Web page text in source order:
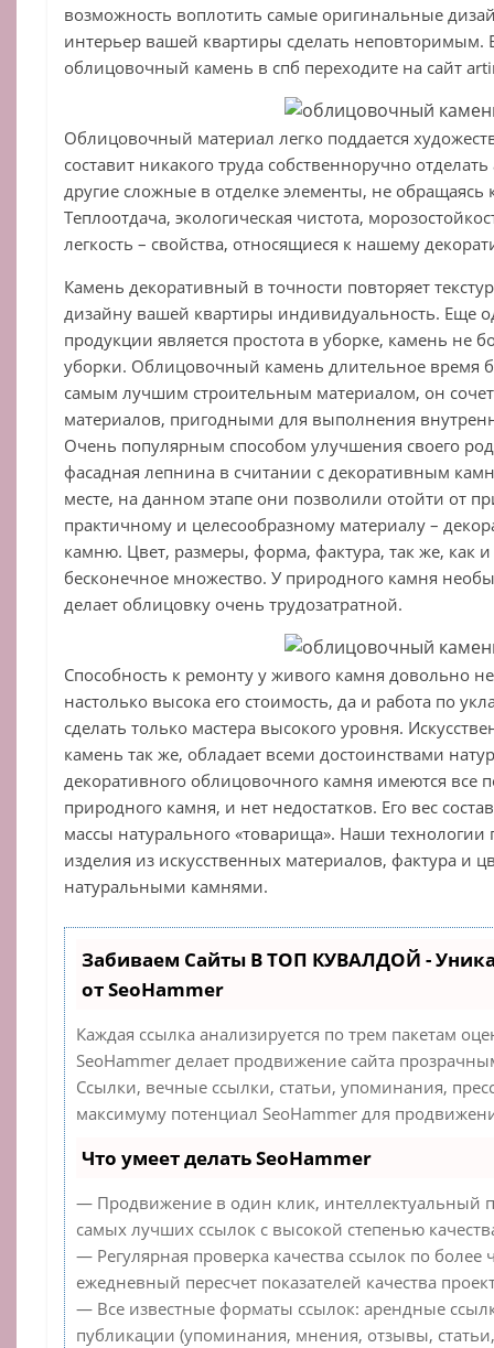
возможность воплотить самые оригинальные
интерьер вашей квартиры сделать неповторимым.
облицовочный камень в спб переходите на сайт
Облицовочный материал легко поддается
составит никакого труда собственноручно
другие сложные в отделке элементы, не
Теплоотдача, экологическая чистота,
легкость – свойства, относящиеся к нашему
Камень декоративный в точности повторяет
дизайну вашей квартиры индивидуальность. Еще
продукции является простота в уборке, камень не
уборки. Облицовочный камень длительное время
самым лучшим строительным материалом, он
материалов, пригодными для выполнения
Очень популярным способом улучшения своего
фасадная лепнина в считании с декоративным
месте, на данном этапе они позволили отойти от
практичному и целесообразному материалу –
камню. Цвет, размеры, форма, фактура, так же, как
бесконечное множество. У природного камня
делает облицовку очень трудозатратной.
Способность к ремонту у живого камня довольно
настолько высока его стоимость, да и работа по
сделать только мастера высокого уровня.
камень так же, обладает всеми достоинствами
декоративного облицовочного камня имеются все
природного камня, и нет недостатков. Его вес
массы натурального «товарища». Наши
изделия из искусственных материалов, фактура и
натуральными камнями.
Забиваем Сайты В ТОП КУВАЛДОЙ -
от SeoHammer
Каждая ссылка анализируется по трем пакетам
SeoHammer делает продвижение сайта
Ссылки, вечные ссылки, статьи, упоминания,
максимуму потенциал SeoHammer для
Что умеет делать SeoHammer
— Продвижение в один клик, интеллектуальный
самых лучших ссылок с высокой степенью
— Регулярная проверка качества ссылок по более
ежедневный пересчет показателей качества
— Все известные форматы ссылок: арендные
публикации (упоминания, мнения, отзывы,